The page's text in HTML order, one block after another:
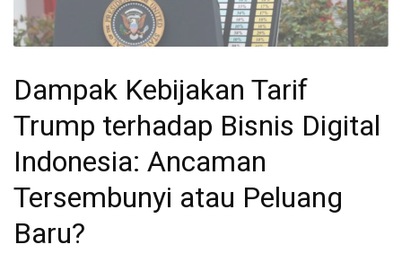
Dampak Kebijakan Tarif
Trump terhadap Bisnis Digital
Indonesia: Ancaman
Tersembunyi atau Peluang
Baru?